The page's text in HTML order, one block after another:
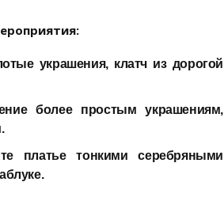
украшения, клатч из дорогой
более простым украшениям,
платье тонкими серебряными